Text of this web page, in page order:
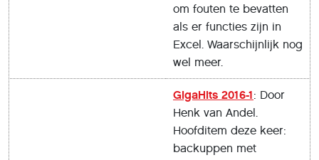
om fouten te bevatten
als er functies zijn in
Excel. Waarschijnlijk nog
wel meer.
GigaHits 2016-1: Door
Henk van Andel.
Hoofditem deze keer:
backuppen met